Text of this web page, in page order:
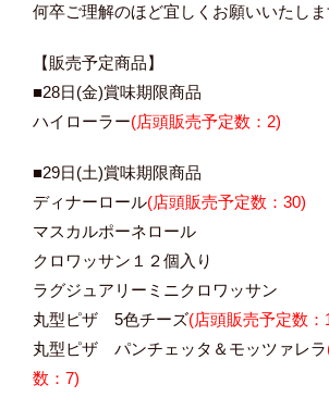
何卒ご理解のほど宜しくお願いいたしま
【販売予定商品】
■28日(金)賞味期限商品
ハイローラー(店頭販売予定数：2)
■29日(土)賞味期限商品
ディナーロール(店頭販売予定数：30)
マスカルポーネロール
クロワッサン１２個入り
ラグジュアリーミニクロワッサン
丸型ピザ 5色チーズ(店頭販売予定数：
丸型ピザ パンチェッタ＆モッツァレラ
数：7)